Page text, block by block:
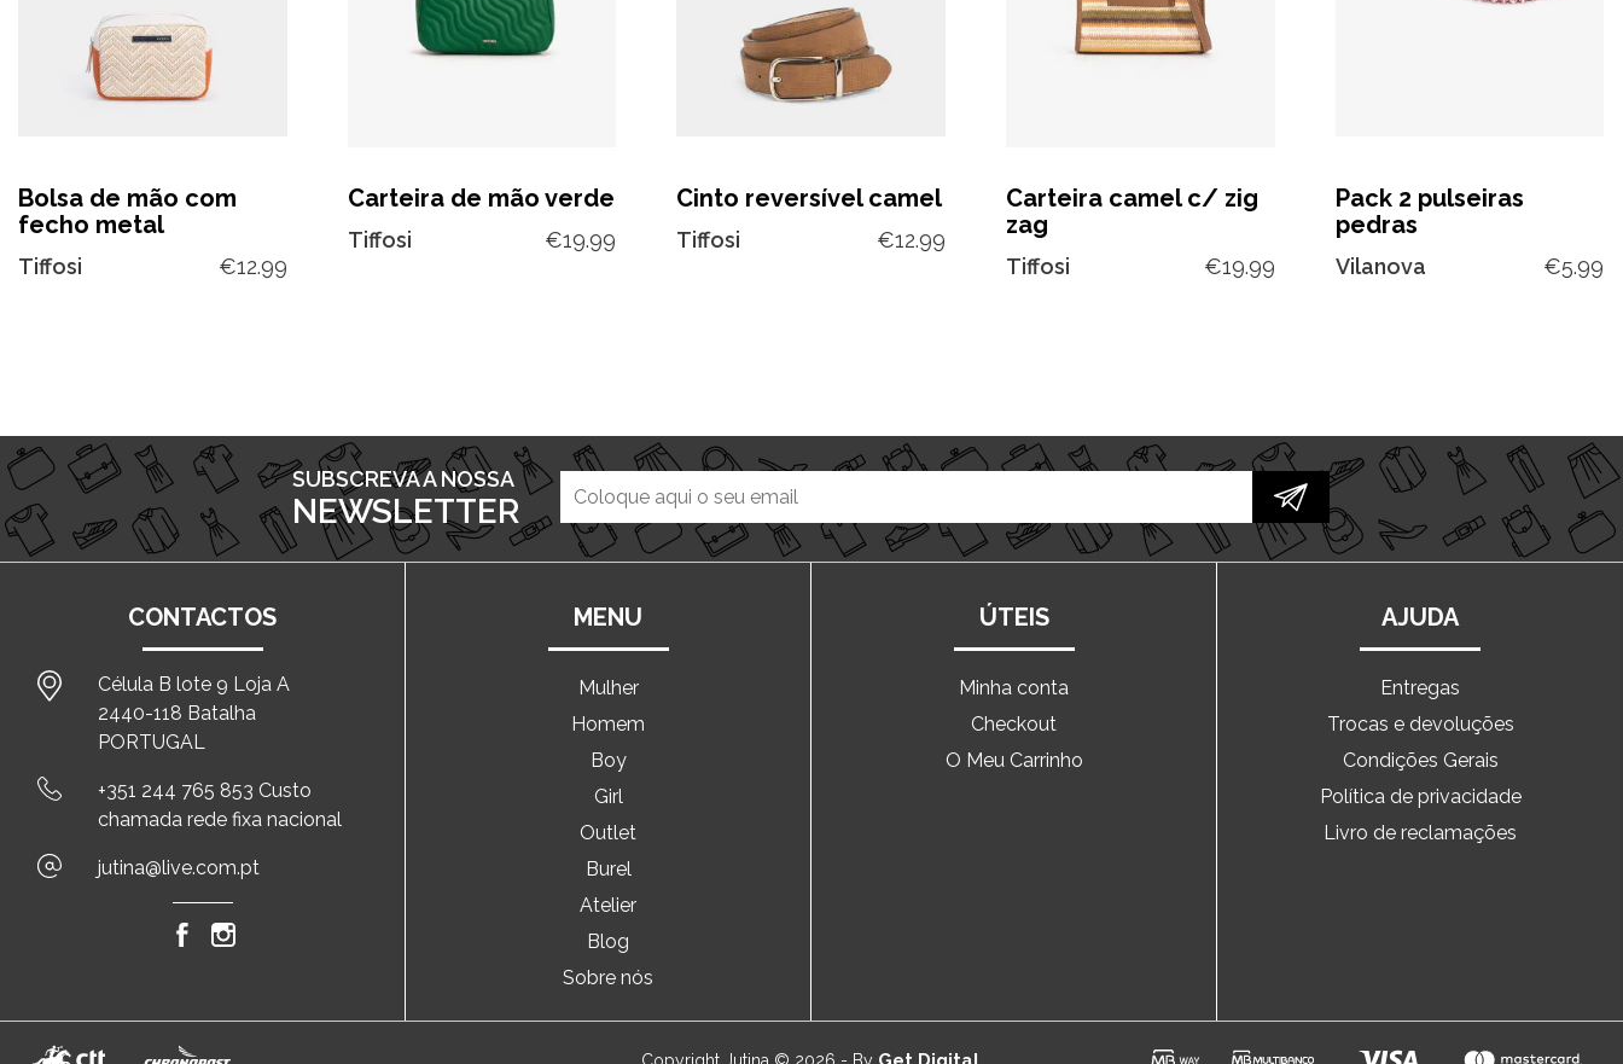
Bolsa de mão com
fecho metal
Tiffosi €12.99
Carteira de mão verde
Tiffosi €19.99
Cinto reversível camel
Tiffosi €12.99
Carteira camel c/ zig
zag
Tiffosi €19.99
Pack 2 pulseiras
pedras
Vilanova €5.99
SUBSCREVA A NOSSA
NEWSLETTER
CONTACTOS
Célula B lote 9 Loja A
2440-118 Batalha
PORTUGAL
+351 244 765 853 Custo
chamada rede fixa nacional
jutina@live.com.pt
MENU
Mulher
Homem
Boy
Girl
Outlet
Burel
Atelier
Blog
Sobre nós
ÚTEIS
Minha conta
Checkout
O Meu Carrinho
AJUDA
Entregas
Trocas e devoluções
Condições Gerais
Política de privacidade
Livro de reclamações